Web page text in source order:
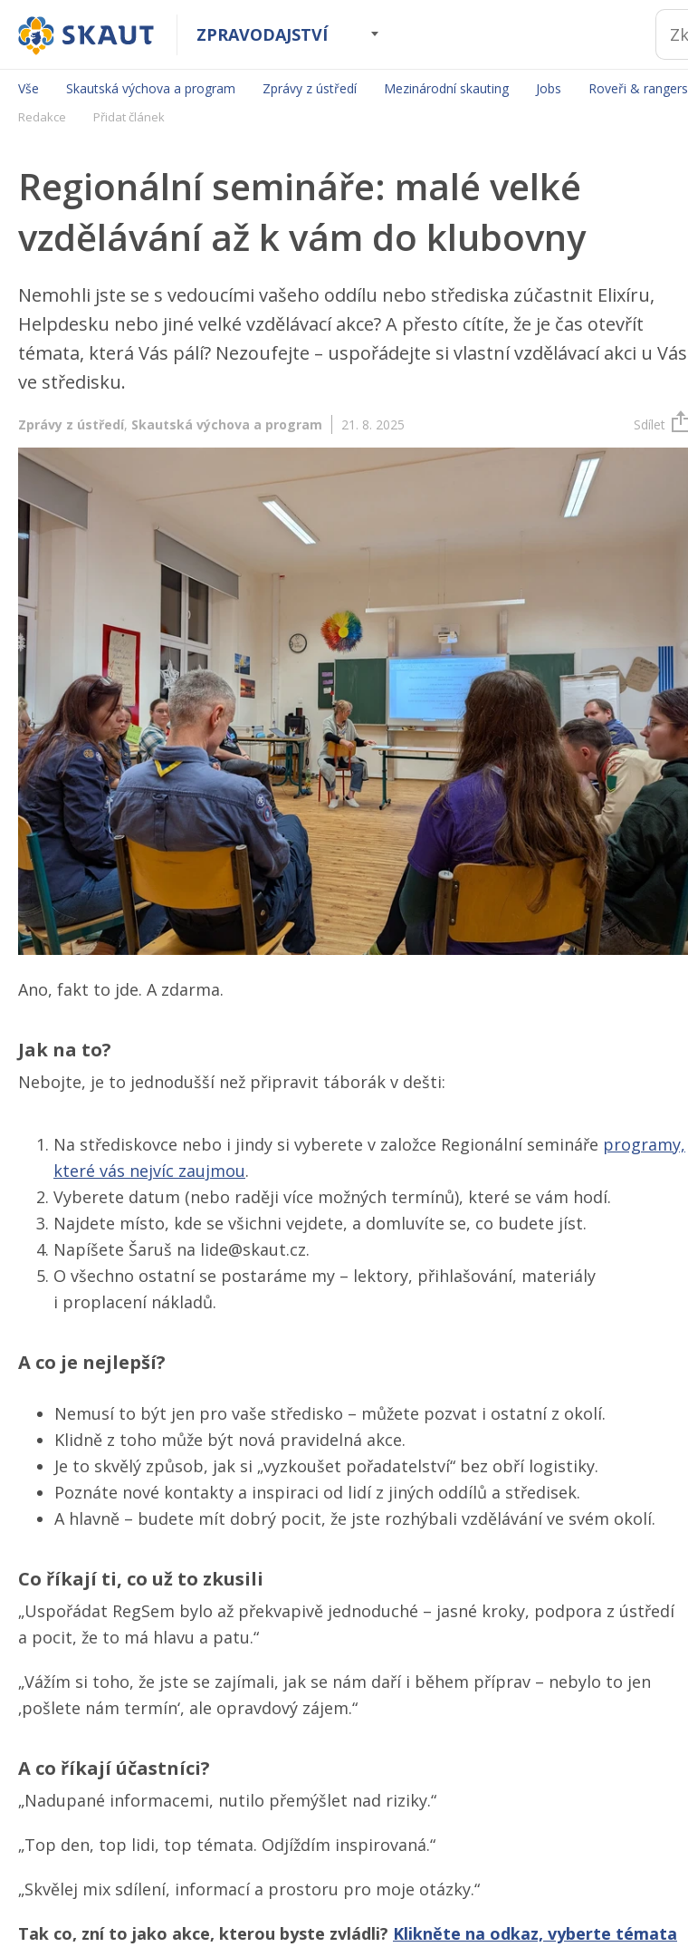
ZPRAVODAJSTVÍ
Vše Skautská výchova a program Zprávy z ústředí Mezinárodní skauting Jobs Roveři & rangers
Redakce Přidat článek
Regionální semináře: malé velké
vzdělávání až k vám do klubovny
Nemohli jste se s vedoucími vašeho oddílu nebo střediska zúčastnit Elixíru,
Helpdesku nebo jiné velké vzdělávací akce? A přesto cítíte, že je čas otevřít
témata, která Vás pálí? Nezoufejte – uspořádejte si vlastní vzdělávací akci u Vás
ve středisku.
Zprávy z ústředí, Skautská výchova a program 21. 8. 2025 Sdílet
Ano, fakt to jde. A zdarma.
Jak na to?
Nebojte, je to jednodušší než připravit táborák v dešti:
Na střediskovce nebo i jindy si vyberete v založce Regionální semináře programy,
které vás nejvíc zaujmou.
Vyberete datum (nebo raději více možných termínů), které se vám hodí.
Najdete místo, kde se všichni vejdete, a domluvíte se, co budete jíst.
Napíšete Šaruš na lide@skaut.cz.
O všechno ostatní se postaráme my – lektory, přihlašování, materiály
i proplacení nákladů.
A co je nejlepší?
Nemusí to být jen pro vaše středisko – můžete pozvat i ostatní z okolí.
Klidně z toho může být nová pravidelná akce.
Je to skvělý způsob, jak si „vyzkoušet pořadatelství“ bez obří logistiky.
Poznáte nové kontakty a inspiraci od lidí z jiných oddílů a středisek.
A hlavně – budete mít dobrý pocit, že jste rozhýbali vzdělávání ve svém okolí.
Co říkají ti, co už to zkusili
„Uspořádat RegSem bylo až překvapivě jednoduché – jasné kroky, podpora z ústředí
a pocit, že to má hlavu a patu.“
„Vážím si toho, že jste se zajímali, jak se nám daří i během příprav – nebylo to jen
‚pošlete nám termín‘, ale opravdový zájem.“
A co říkají účastníci?
„Nadupané informacemi, nutilo přemýšlet nad riziky.“
„Top den, top lidi, top témata. Odjíždím inspirovaná.“
„Skvělej mix sdílení, informací a prostoru pro moje otázky.“
Tak co, zní to jako akce, kterou byste zvládli? Klikněte na odkaz, vyberte témata